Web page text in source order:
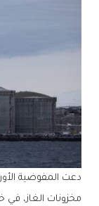
دعت المفوضية
مخزونات الغاز، في